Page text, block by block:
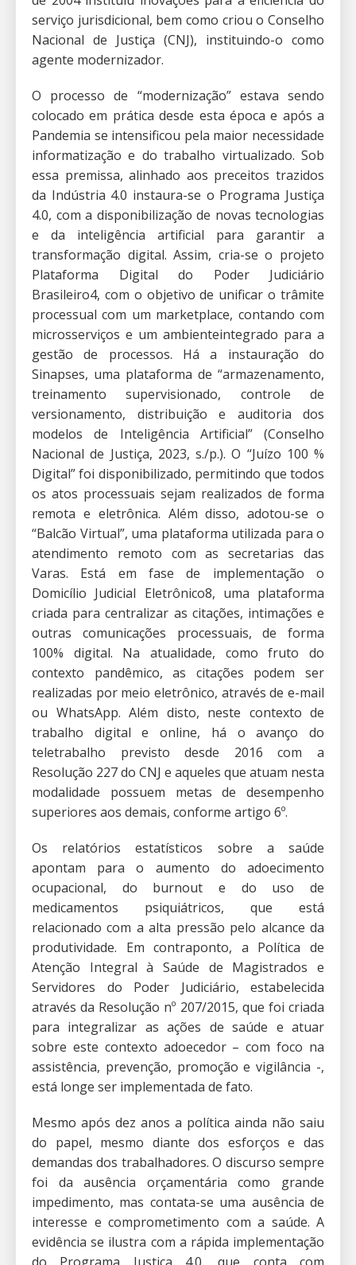
serviço jurisdicional, bem como criou o Conselho
Nacional de Justiça (CNJ), instituindo-o como
agente modernizador.
O processo de “modernização” estava sendo
colocado em prática desde esta época e após a
Pandemia se intensificou pela maior necessidade
informatização e do trabalho virtualizado. Sob
essa premissa, alinhado aos preceitos trazidos
da Indústria 4.0 instaura-se o Programa Justiça
4.0, com a disponibilização de novas tecnologias
e da inteligência artificial para garantir a
transformação digital. Assim, cria-se o projeto
Plataforma Digital do Poder Judiciário
Brasileiro4, com o objetivo de unificar o trâmite
processual com um marketplace, contando com
microsserviços e um ambienteintegrado para a
gestão de processos. Há a instauração do
Sinapses, uma plataforma de “armazenamento,
treinamento supervisionado, controle de
versionamento, distribuição e auditoria dos
modelos de Inteligência Artificial” (Conselho
Nacional de Justiça, 2023, s./p.). O “Juízo 100 %
Digital” foi disponibilizado, permitindo que todos
os atos processuais sejam realizados de forma
remota e eletrônica. Além disso, adotou-se o
“Balcão Virtual”, uma plataforma utilizada para o
atendimento remoto com as secretarias das
Varas. Está em fase de implementação o
Domicílio Judicial Eletrônico8, uma plataforma
criada para centralizar as citações, intimações e
outras comunicações processuais, de forma
100% digital. Na atualidade, como fruto do
contexto pandêmico, as citações podem ser
realizadas por meio eletrônico, através de e-mail
ou WhatsApp. Além disto, neste contexto de
trabalho digital e online, há o avanço do
teletrabalho previsto desde 2016 com a
Resolução 227 do CNJ e aqueles que atuam nesta
modalidade possuem metas de desempenho
superiores aos demais, conforme artigo 6º.
Os relatórios estatísticos sobre a saúde
apontam para o aumento do adoecimento
ocupacional, do burnout e do uso de
medicamentos psiquiátricos, que está
relacionado com a alta pressão pelo alcance da
produtividade. Em contraponto, a Política de
Atenção Integral à Saúde de Magistrados e
Servidores do Poder Judiciário, estabelecida
através da Resolução nº 207/2015, que foi criada
para integralizar as ações de saúde e atuar
sobre este contexto adoecedor – com foco na
assistência, prevenção, promoção e vigilância -,
está longe ser implementada de fato.
Mesmo após dez anos a política ainda não saiu
do papel, mesmo diante dos esforços e das
demandas dos trabalhadores. O discurso sempre
foi da ausência orçamentária como grande
impedimento, mas contata-se uma ausência de
interesse e comprometimento com a saúde. A
evidência se ilustra com a rápida implementação